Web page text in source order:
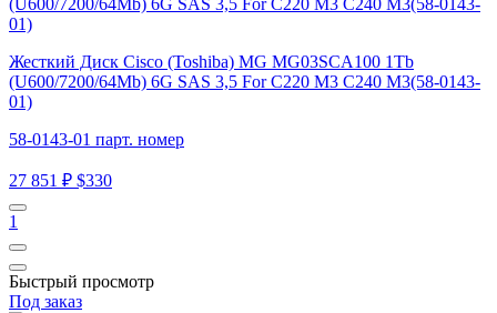
Жесткий Диск Cisco (Toshiba) MG MG03SCA100 1Tb
(U600/7200/64Mb) 6G SAS 3,5 For C220 M3 C240 M3(58-0143-
01)
58-0143-01 парт. номер
27 851 ₽ $330
1
Быстрый просмотр
Под заказ